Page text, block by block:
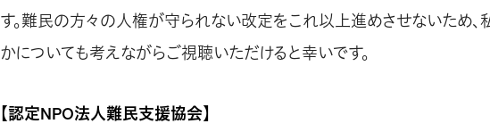
す。難民の方々の人権が守られない改定をこれ以上進めさせないため、
かについても考えながらご視聴いただけると幸いです。
【認定NPO法人難民支援協会】